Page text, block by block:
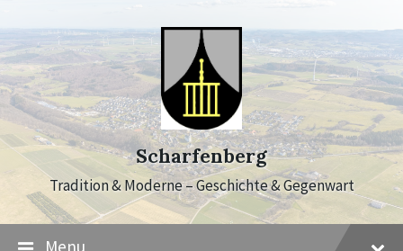
content
main
navigation
footer
Scharfenberg
Tradition & Moderne – Geschichte & Gegenwart